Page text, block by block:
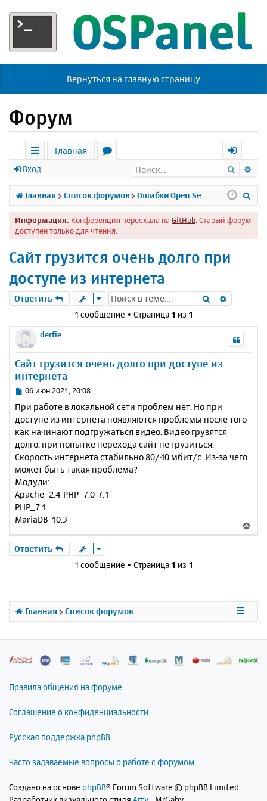
Вернуться на главную страницу
Форум
с
ы
л
к
Главная
р
у
м
х
о
д
Вход Поиск
Главная Список форумов
Информация: Конференция переехала на GitHub . Старый форум
доступен только для чтения.
Сайт грузится очень долго при
доступе из интернета
Ответить Поиск
1 сообщение • Страница 1 из 1
derfie
Сайт грузится очень долго при доступе из
интернета
С
о
б
щ
е
н
е
06 июн 2021, 20:08
При работе в локальной сети проблем нет. Но при
доступе из интернета появляются проблемы после того
как начинают подгружаться видео. Видео грузятся
долго, при попытке перехода сайт не грузиться.
Скорость интернета стабильно 80/40 мбит/c. Из-за чего
может быть такая проблема?
Модули:
Apache_2.4-PHP_7.0-7.1
PHP_7.1
MariaDB-10.3
е
с
н
ч
Ответить
1 сообщение • Страница 1 из 1
Главная Список форумов
Правила общения на форуме
Соглашение о конфиденциальности
Русская поддержка phpBB
Часто задаваемые вопросы о работе с форумом
Создано на основе phpBB® Forum Software © phpBB Limited